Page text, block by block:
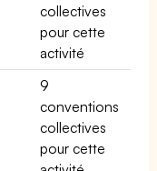
collectives
pour cette
activité
9
conventions
collectives
pour cette